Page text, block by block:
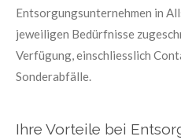
Entsorgungsunternehmen in
jeweiligen Bedürfnisse
Verfügung, einschliesslich
Sonderabfälle.
Ihre Vorteile bei